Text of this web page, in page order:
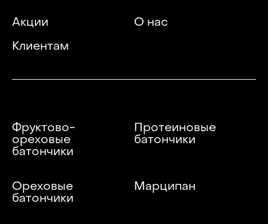
Акции
О нас
Клиентам
Фруктово-
ореховые
батончики
Протеиновые
батончики
Ореховые
батончики
Марципан